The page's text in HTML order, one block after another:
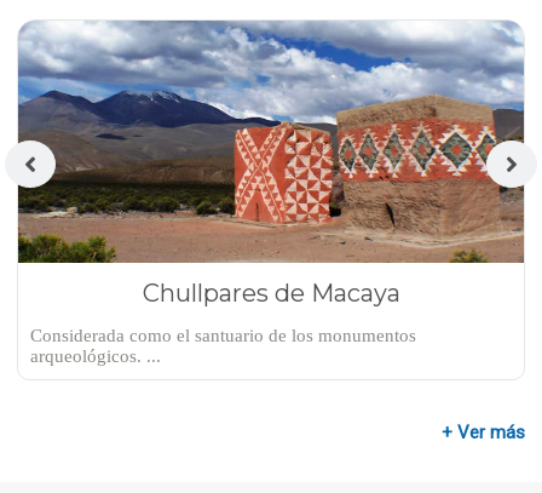
Chullpares de Macaya
Considerada como el santuario de los monumentos
arqueológicos. ...
+ Ver más